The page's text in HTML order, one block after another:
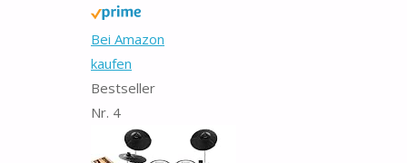
Bei Amazon
kaufen
Bestseller
Nr. 4